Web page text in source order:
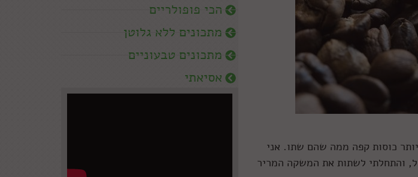
הכי פופולריים
מתכונים ללא גלוטן
מתכונים טבעוניים
אסיאתי
כוסות קפה ממה שהם שתו. אני
והתחלתי לשתות את המשקה המריר